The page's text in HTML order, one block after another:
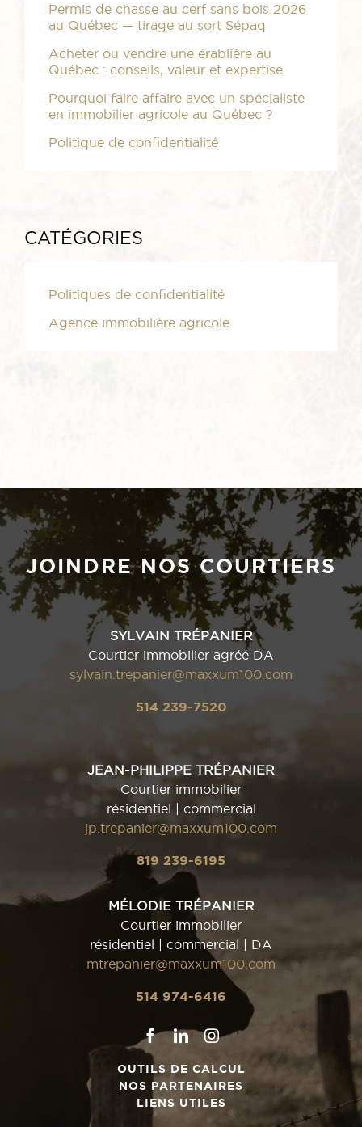
Permis de chasse au cerf sans bois 2026
au Québec — tirage au sort Sépaq
Acheter ou vendre une érablière au
Québec : conseils, valeur et expertise
Pourquoi faire affaire avec un spécialiste
en immobilier agricole au Québec ?
Politique de confidentialité
CATÉGORIES
Politiques de confidentialité
Agence immobilière agricole
JOINDRE NOS COURTIERS
SYLVAIN TRÉPANIER
Courtier immobilier agréé DA
sylvain.trepanier@maxxum100.com
514 239-7520
JEAN-PHILIPPE TRÉPANIER
Courtier immobilier
résidentiel | commercial
jp.trepanier@maxxum100.com
819 239-6195
MÉLODIE TRÉPANIER
Courtier immobilier
résidentiel | commercial | DA
mtrepanier@maxxum100.com
514 974-6416
OUTILS DE CALCUL
NOS PARTENAIRES
LIENS UTILES